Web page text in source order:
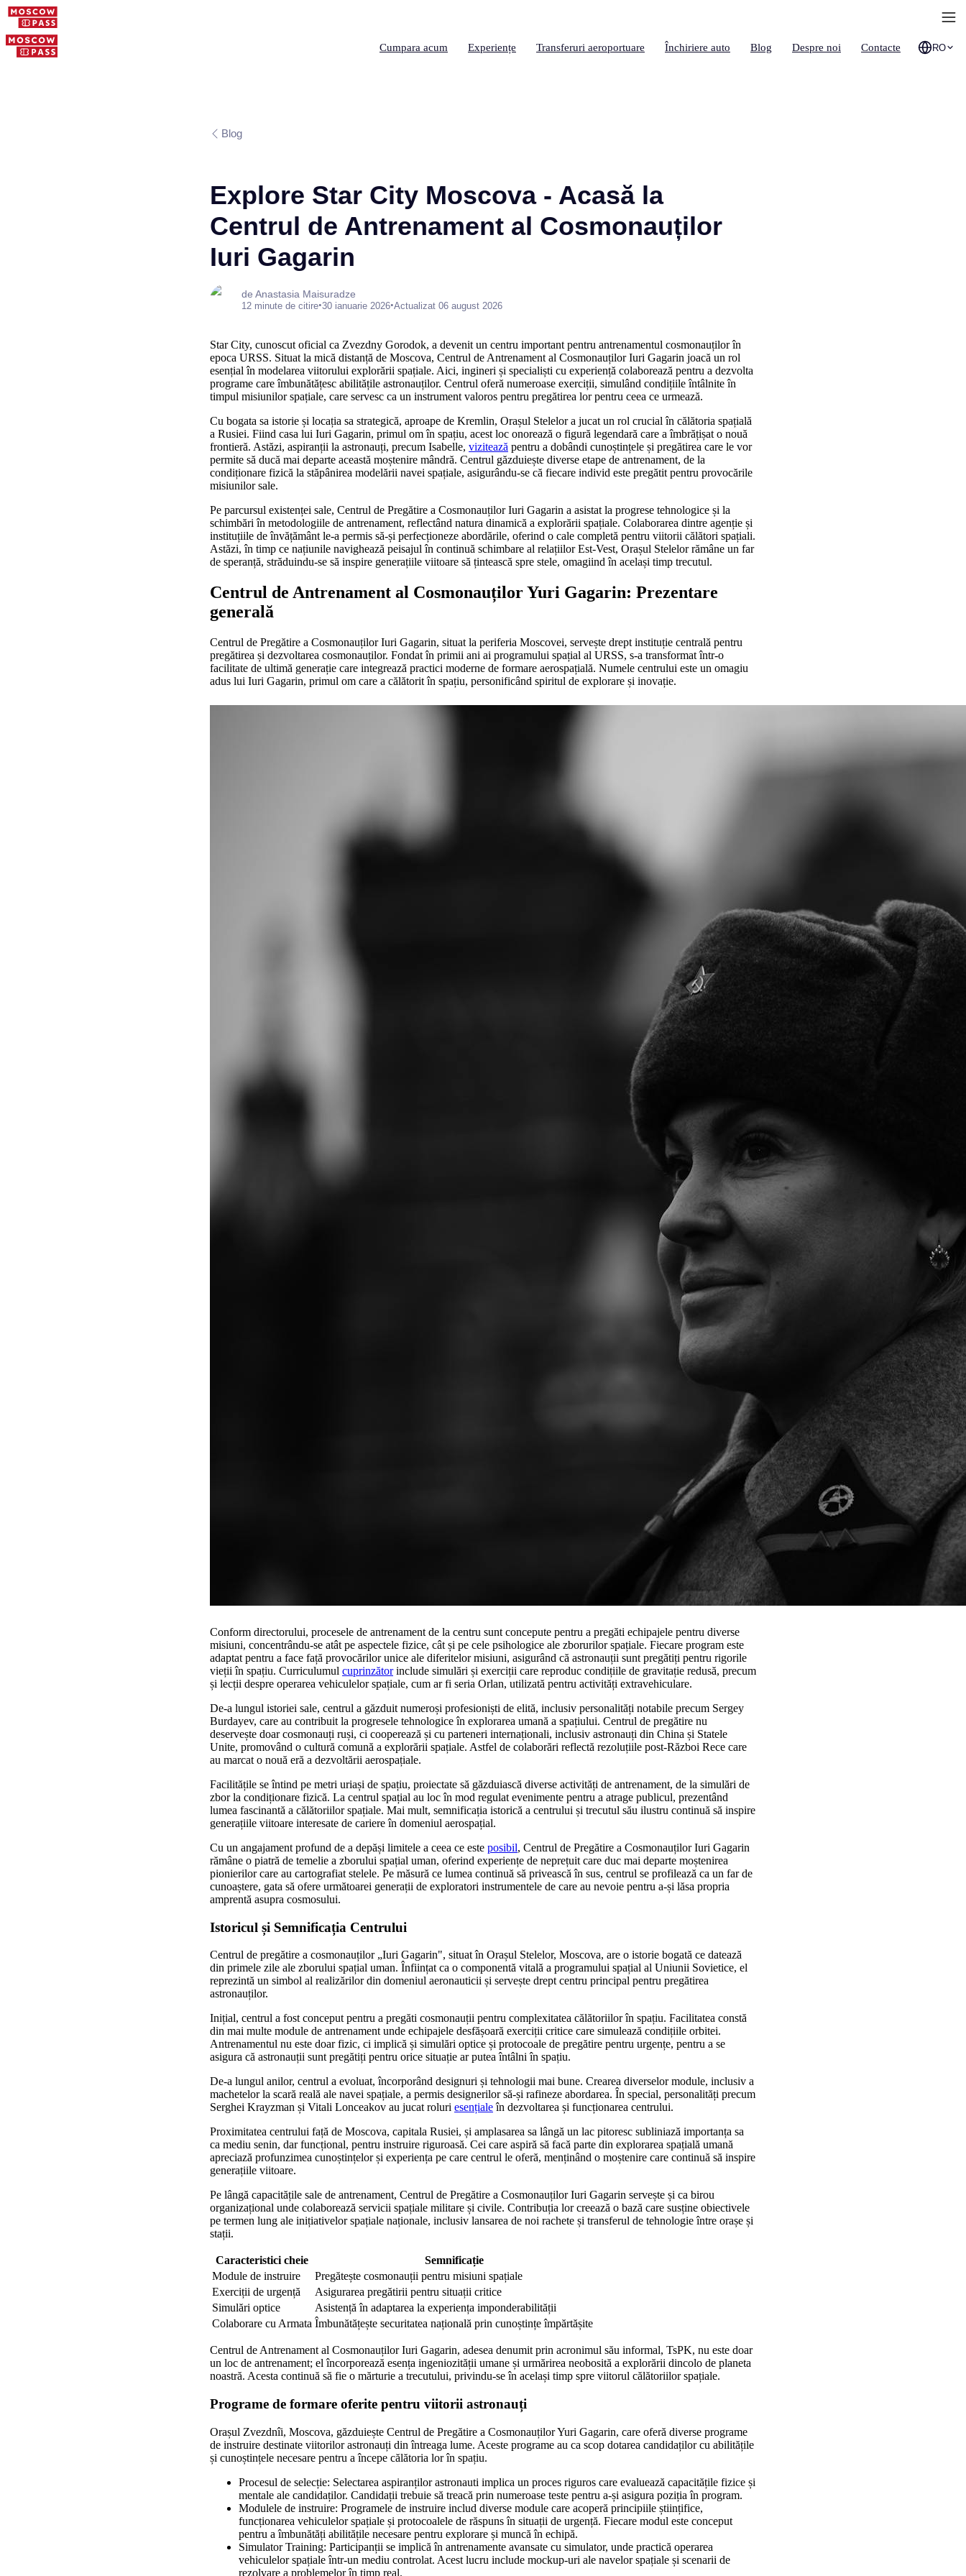
Cumpara acum Experiențe Transferuri aeroportuare Închiriere auto Blog Despre noi Contacte RO
Blog
Explore Star City Moscova - Acasă la
Centrul de Antrenament al Cosmonauților
Iuri Gagarin
de Anastasia Maisuradze
12 minute de citire•30 ianuarie 2026•Actualizat 06 august 2026
Star City, cunoscut oficial ca Zvezdny Gorodok, a devenit un centru important pentru antrenamentul cosmonauților în
epoca URSS. Situat la mică distanță de Moscova, Centrul de Antrenament al Cosmonauților Iuri Gagarin joacă un rol
esențial în modelarea viitorului explorării spațiale. Aici, ingineri și specialiști cu experiență colaborează pentru a dezvolta
programe care îmbunătățesc abilitățile astronauților. Centrul oferă numeroase exerciții, simulând condițiile întâlnite în
timpul misiunilor spațiale, care servesc ca un instrument valoros pentru pregătirea lor pentru ceea ce urmează.
Cu bogata sa istorie și locația sa strategică, aproape de Kremlin, Orașul Stelelor a jucat un rol crucial în călătoria spațială
a Rusiei. Fiind casa lui Iuri Gagarin, primul om în spațiu, acest loc onorează o figură legendară care a îmbrățișat o nouă
frontieră. Astăzi, aspiranții la astronauți, precum Isabelle, vizitează pentru a dobândi cunoștințele și pregătirea care le vor
permite să ducă mai departe această moștenire mândră. Centrul găzduiește diverse etape de antrenament, de la
condiționare fizică la stăpânirea modelării navei spațiale, asigurându-se că fiecare individ este pregătit pentru provocările
misiunilor sale.
Pe parcursul existenței sale, Centrul de Pregătire a Cosmonauților Iuri Gagarin a asistat la progrese tehnologice și la
schimbări în metodologiile de antrenament, reflectând natura dinamică a explorării spațiale. Colaborarea dintre agenție și
instituțiile de învățământ le-a permis să-și perfecționeze abordările, oferind o cale completă pentru viitorii călători spațiali.
Astăzi, în timp ce națiunile navighează peisajul în continuă schimbare al relațiilor Est-Vest, Orașul Stelelor rămâne un far
de speranță, străduindu-se să inspire generațiile viitoare să țintească spre stele, omagiind în același timp trecutul.
Centrul de Antrenament al Cosmonauților Yuri Gagarin: Prezentare
generală
Centrul de Pregătire a Cosmonauților Iuri Gagarin, situat la periferia Moscovei, servește drept instituție centrală pentru
pregătirea și dezvoltarea cosmonauților. Fondat în primii ani ai programului spațial al URSS, s-a transformat într-o
facilitate de ultimă generație care integrează practici moderne de formare aerospațială. Numele centrului este un omagiu
adus lui Iuri Gagarin, primul om care a călătorit în spațiu, personificând spiritul de explorare și inovație.
Conform directorului, procesele de antrenament de la centru sunt concepute pentru a pregăti echipajele pentru diverse
misiuni, concentrându-se atât pe aspectele fizice, cât și pe cele psihologice ale zborurilor spațiale. Fiecare program este
adaptat pentru a face față provocărilor unice ale diferitelor misiuni, asigurând că astronauții sunt pregătiți pentru rigorile
vieții în spațiu. Curriculumul cuprinzătorinclude simulări și exerciții care reproduc condițiile de gravitație redusă, precum
și lecții despre operarea vehiculelor spațiale, cum ar fi seria Orlan, utilizată pentru activități extravehiculare.
De-a lungul istoriei sale, centrul a găzduit numeroși profesioniști de elită, inclusiv personalități notabile precum Sergey
Burdayev, care au contribuit la progresele tehnologice în explorarea umană a spațiului. Centrul de pregătire nu
deservește doar cosmonauți ruși, ci cooperează și cu parteneri internaționali, inclusiv astronauți din China și Statele
Unite, promovând o cultură comună a explorării spațiale. Astfel de colaborări reflectă rezoluțiile post-Război Rece care
au marcat o nouă eră a dezvoltării aerospațiale.
Facilitățile se întind pe metri uriași de spațiu, proiectate să găzduiască diverse activități de antrenament, de la simulări de
zbor la condiționare fizică. La centrul spațial au loc în mod regulat evenimente pentru a atrage publicul, prezentând
lumea fascinantă a călătoriilor spațiale. Mai mult, semnificația istorică a centrului și trecutul său ilustru continuă să inspire
generațiile viitoare interesate de cariere în domeniul aerospațial.
Cu un angajament profund de a depăși limitele a ceea ce este posibil, Centrul de Pregătire a Cosmonauților Iuri Gagarin
rămâne o piatră de temelie a zborului spațial uman, oferind experiențe de neprețuit care duc mai departe moștenirea
pionierilor care au cartografiat stelele. Pe măsură ce lumea continuă să privească în sus, centrul se profilează ca un far de
cunoaștere, gata să ofere următoarei generații de exploratori instrumentele de care au nevoie pentru a-și lăsa propria
amprentă asupra cosmosului.
Istoricul și Semnificația Centrului
Centrul de pregătire a cosmonauților „Iuri Gagarin", situat în Orașul Stelelor, Moscova, are o istorie bogată ce datează
din primele zile ale zborului spațial uman. Înființat ca o componentă vitală a programului spațial al Uniunii Sovietice, el
reprezintă un simbol al realizărilor din domeniul aeronauticii și servește drept centru principal pentru pregătirea
astronauților.
Inițial, centrul a fost conceput pentru a pregăti cosmonauții pentru complexitatea călătoriilor în spațiu. Facilitatea constă
din mai multe module de antrenament unde echipajele desfășoară exerciții critice care simulează condițiile orbitei.
Antrenamentul nu este doar fizic, ci implică și simulări optice și protocoale de pregătire pentru urgențe, pentru a se
asigura că astronauții sunt pregătiți pentru orice situație ar putea întâlni în spațiu.
De-a lungul anilor, centrul a evoluat, încorporând designuri și tehnologii mai bune. Crearea diverselor module, inclusiv a
machetelor la scară reală ale navei spațiale, a permis designerilor să-și rafineze abordarea. În special, personalități precum
Serghei Krayzman și Vitali Lonceakov au jucat roluri esențialeîn dezvoltarea și funcționarea centrului.
Proximitatea centrului față de Moscova, capitala Rusiei, și amplasarea sa lângă un lac pitoresc subliniază importanța sa
ca mediu senin, dar funcțional, pentru instruire riguroasă. Cei care aspiră să facă parte din explorarea spațială umană
apreciază profunzimea cunoștințelor și experiența pe care centrul le oferă, menținând o moștenire care continuă să inspire
generațiile viitoare.
Pe lângă capacitățile sale de antrenament, Centrul de Pregătire a Cosmonauților Iuri Gagarin servește și ca birou
organizațional unde colaborează servicii spațiale militare și civile. Contribuția lor creează o bază care susține obiectivele
pe termen lung ale inițiativelor spațiale naționale, inclusiv lansarea de noi rachete și transferul de tehnologie între orașe și
stații.
Caracteristici cheie
Semnificație
Module de instruire
Pregătește cosmonauții pentru misiuni spațiale
Exerciții de urgență
Asigurarea pregătirii pentru situații critice
Simulări optice
Asistență în adaptarea la experiența imponderabilității
Colaborare cu Armata Îmbunătățește securitatea națională prin cunoștințe împărtășite
Centrul de Antrenament al Cosmonauților Iuri Gagarin, adesea denumit prin acronimul său informal, TsPK, nu este doar
un loc de antrenament; el încorporează esența ingeniozității umane și urmărirea neobosită a explorării dincolo de planeta
noastră. Acesta continuă să fie o mărturie a trecutului, privindu-se în același timp spre viitorul călătoriilor spațiale.
Programe de formare oferite pentru viitorii astronauți
Orașul Zvezdnîi, Moscova, găzduiește Centrul de Pregătire a Cosmonauților Yuri Gagarin, care oferă diverse programe
de instruire destinate viitorilor astronauți din întreaga lume. Aceste programe au ca scop dotarea candidaților cu abilitățile
și cunoștințele necesare pentru a începe călătoria lor în spațiu.
Procesul de selecție: Selectarea aspiranților astronauti implica un proces riguros care evaluează capacitățile fizice și
mentale ale candidaților. Candidații trebuie să treacă prin numeroase teste pentru a-și asigura poziția în program.
Modulele de instruire: Programele de instruire includ diverse module care acoperă principiile științifice,
funcționarea vehiculelor spațiale și protocoalele de răspuns în situații de urgență. Fiecare modul este conceput
pentru a îmbunătăți abilitățile necesare pentru explorare și muncă în echipă.
Simulator Training: Participanții se implică în antrenamente avansate cu simulator, unde practică operarea
vehiculelor spațiale într-un mediu controlat. Acest lucru include mockup-uri ale navelor spațiale și scenarii de
rezolvare a problemelor în timp real.